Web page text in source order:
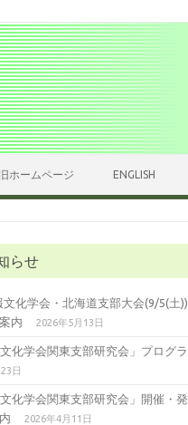
旧ホームページ ENGLISH
らせ
文化学会・北海道支部大会(9/5(土))
内
2026年5月13日
文化学会関東支部研究会」プログラ
日
文化学会関東支部研究会」開催・発
2026年4月11日